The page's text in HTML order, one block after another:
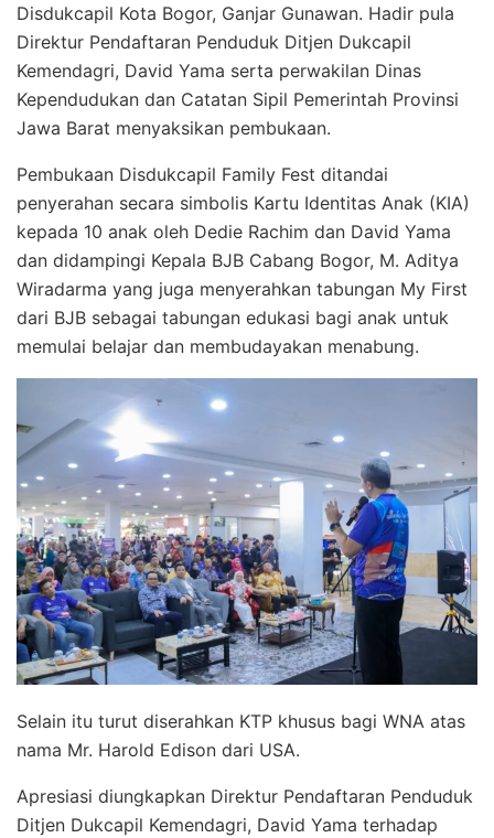
Disdukcapil Kota Bogor, Ganjar Gunawan. Hadir pula
Direktur Pendaftaran Penduduk Ditjen Dukcapil
Kemendagri, David Yama serta perwakilan Dinas
Kependudukan dan Catatan Sipil Pemerintah Provinsi
Jawa Barat menyaksikan pembukaan.
Pembukaan Disdukcapil Family Fest ditandai
penyerahan secara simbolis Kartu Identitas Anak (KIA)
kepada 10 anak oleh Dedie Rachim dan David Yama
dan didampingi Kepala BJB Cabang Bogor, M. Aditya
Wiradarma yang juga menyerahkan tabungan My First
dari BJB sebagai tabungan edukasi bagi anak untuk
memulai belajar dan membudayakan menabung.
Selain itu turut diserahkan KTP khusus bagi WNA atas
nama Mr. Harold Edison dari USA.
Apresiasi diungkapkan Direktur Pendaftaran Penduduk
Ditjen Dukcapil Kemendagri, David Yama terhadap